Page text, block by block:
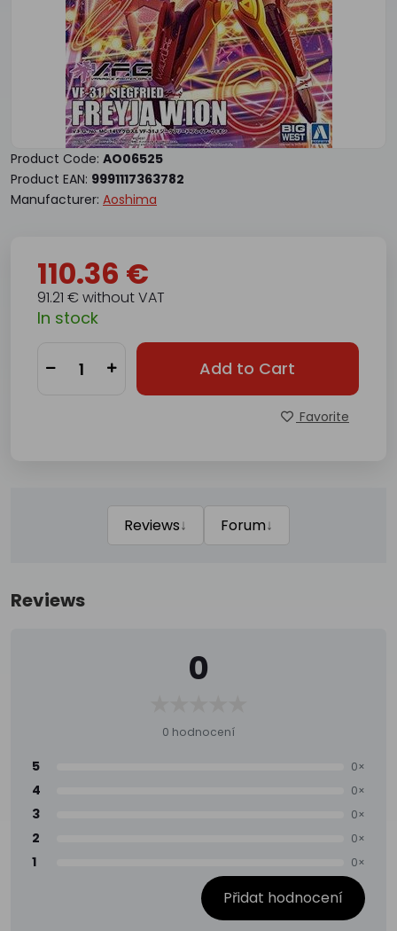
Product Code: AO06525
Product EAN: 9991117363782
Manufacturer: Aoshima
110.36 €
91.21 € without VAT
In stock
Add to Cart
Favorite
Reviews↓ Forum↓
Reviews
0
0 hodnocení
5 0×
4 0×
3 0×
2 0×
1 0×
Přidat hodnocení